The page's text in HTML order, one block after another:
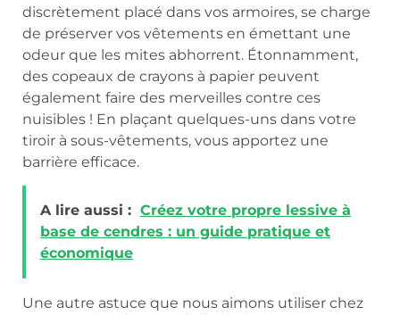
discrètement placé dans vos armoires, se charge
de préserver vos vêtements en émettant une
odeur que les mites abhorrent. Étonnamment,
des copeaux de crayons à papier peuvent
également faire des merveilles contre ces
nuisibles ! En plaçant quelques-uns dans votre
tiroir à sous-vêtements, vous apportez une
barrière efficace.
A lire aussi : Créez votre propre lessive à
base de cendres : un guide pratique et
économique
Une autre astuce que nous aimons utiliser chez